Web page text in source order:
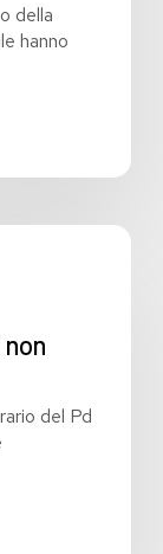
della
hanno
del Pd